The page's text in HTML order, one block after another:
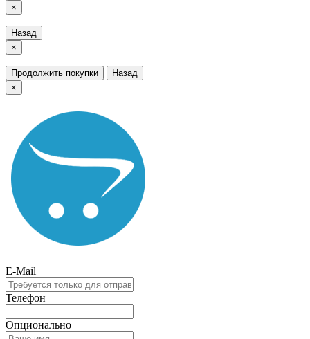
×
Назад
×
Продолжить покупки
Назад
×
E-Mail
Телефон
Опционально